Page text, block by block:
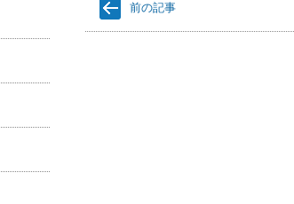
前の記事